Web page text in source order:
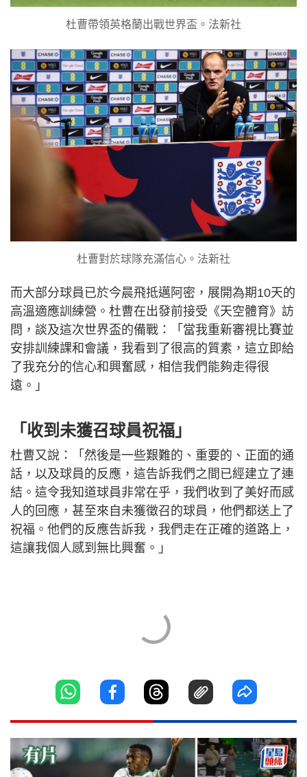
杜曹帶領英格蘭出戰世界盃。法新社
杜曹對於球隊充滿信心。法新社
而大部分球員已於今晨飛抵邁阿密，展開為期10天的
高溫適應訓練營。杜曹在出發前接受《天空體育》訪
問，談及這次世界盃的備戰：「當我重新審視比賽並
安排訓練課和會議，我看到了很高的質素，這立即給
了我充分的信心和興奮感，相信我們能夠走得很
遠。」
「收到未獲召球員祝福」
杜曹又說：「然後是一些艱難的、重要的、正面的通
話，以及球員的反應，這告訴我們之間已經建立了連
結。這令我知道球員非常在乎，我們收到了美好而感
人的回應，甚至來自未獲徵召的球員，他們都送上了
祝福。他們的反應告訴我，我們走在正確的道路上，
這讓我個人感到無比興奮。」